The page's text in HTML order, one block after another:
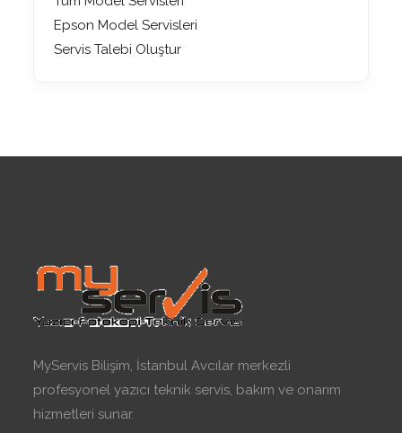
Epson Model Servisleri
Servis Talebi Oluştur
MyServis Bilişim, İstanbul Avcılar merkezli
profesyonel yazıcı teknik servis, bakım ve onarım
hizmetleri sunar.